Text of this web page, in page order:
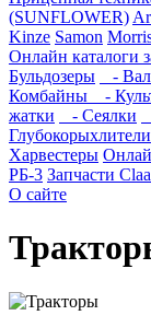
(SUNFLOWER)
Kinze Samon
Онлайн каталоги
Бульдозеры
-
Комбайны
-
жатки
- Сеялки
Глубокорыхлители
Харвестеры
РБ-3 Запчасти
О сайте